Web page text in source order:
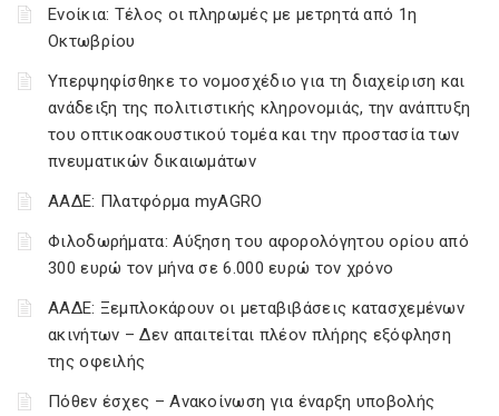
Ενοίκια: Τέλος οι πληρωμές με μετρητά από 1η
Οκτωβρίου
Υπερψηφίσθηκε το νομοσχέδιο για τη διαχείριση και
ανάδειξη της πολιτιστικής κληρονομιάς, την ανάπτυξη
του οπτικοακουστικού τομέα και την προστασία των
πνευματικών δικαιωμάτων
ΑΑΔΕ: Πλατφόρμα myAGRO
Φιλοδωρήματα: Αύξηση του αφορολόγητου ορίου από
300 ευρώ τον μήνα σε 6.000 ευρώ τον χρόνο
ΑΑΔΕ: Ξεμπλοκάρουν οι μεταβιβάσεις κατασχεμένων
ακινήτων – Δεν απαιτείται πλέον πλήρης εξόφληση
της οφειλής
Πόθεν έσχες – Ανακοίνωση για έναρξη υποβολής